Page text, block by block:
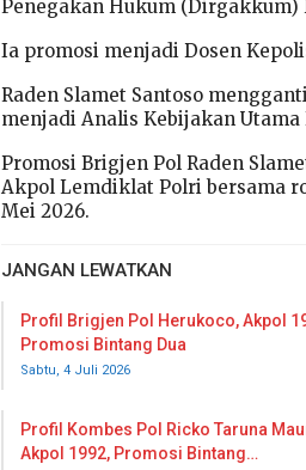
Penegakan Hukum
Ia promosi menjadi Dosen
Raden Slamet Santoso
menjadi Analis Kebijakan
Promosi Brigjen Pol Raden
Akpol Lemdiklat Polri bersama
Mei 2026.
JANGAN LEWATKAN
Profil Brigjen Pol Herukoco, Akpol
Promosi Bintang Dua
Sabtu, 4 Juli 2026
Profil Kombes Pol Ricko Taruna
Akpol 1992, Promosi Bintang…